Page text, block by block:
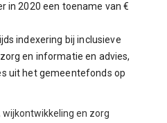
in 2020 een toename van €
indexering bij inclusieve
en informatie en advies,
uit het gemeentefonds op
wijkontwikkeling en zorg